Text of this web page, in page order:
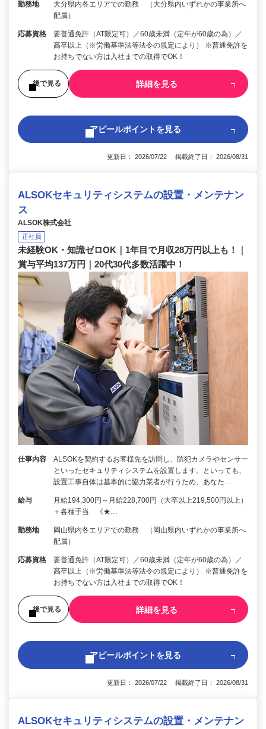
勤務地
大分県内各エリアでの勤務 （大分県内いずれかの事業所へ
配属）
応募資格
要普通免許（AT限定可）／60歳未満（定年が60歳の為）／
高卒以上（※労働基準法等法令の規定により） ※普通免許を
お持ちでない方は入社までの取得でOK！
後で見る 詳細を見る
アピールポイントを見る
更新日： 2026/07/22 掲載終了日： 2026/08/31
ALSOKセキュリティシステムの設置・メンテナン
ス
ALSOK株式会社
正社員
未経験OK・知識ゼロOK｜1年目で月収28万円以上も！｜
賞与平均137万円｜20代30代多数活躍中！
仕事内容
ALSOKを契約するお客様先を訪問し、防犯カメラやセンサー
といったセキュリティシステムを設置します。といっても、
設置工事自体は基本的に協力業者が行うため、あなた…
給与
月給194,300円～月給228,700円（大卒以上219,500円以上）
＋各種手当 《★…
勤務地
岡山県内各エリアでの勤務 （岡山県内いずれかの事業所へ
配属）
応募資格
要普通免許（AT限定可）／60歳未満（定年が60歳の為）／
高卒以上（※労働基準法等法令の規定により） ※普通免許を
お持ちでない方は入社までの取得でOK！
後で見る 詳細を見る
アピールポイントを見る
更新日： 2026/07/22 掲載終了日： 2026/08/31
ALSOKセキュリティシステムの設置・メンテナン